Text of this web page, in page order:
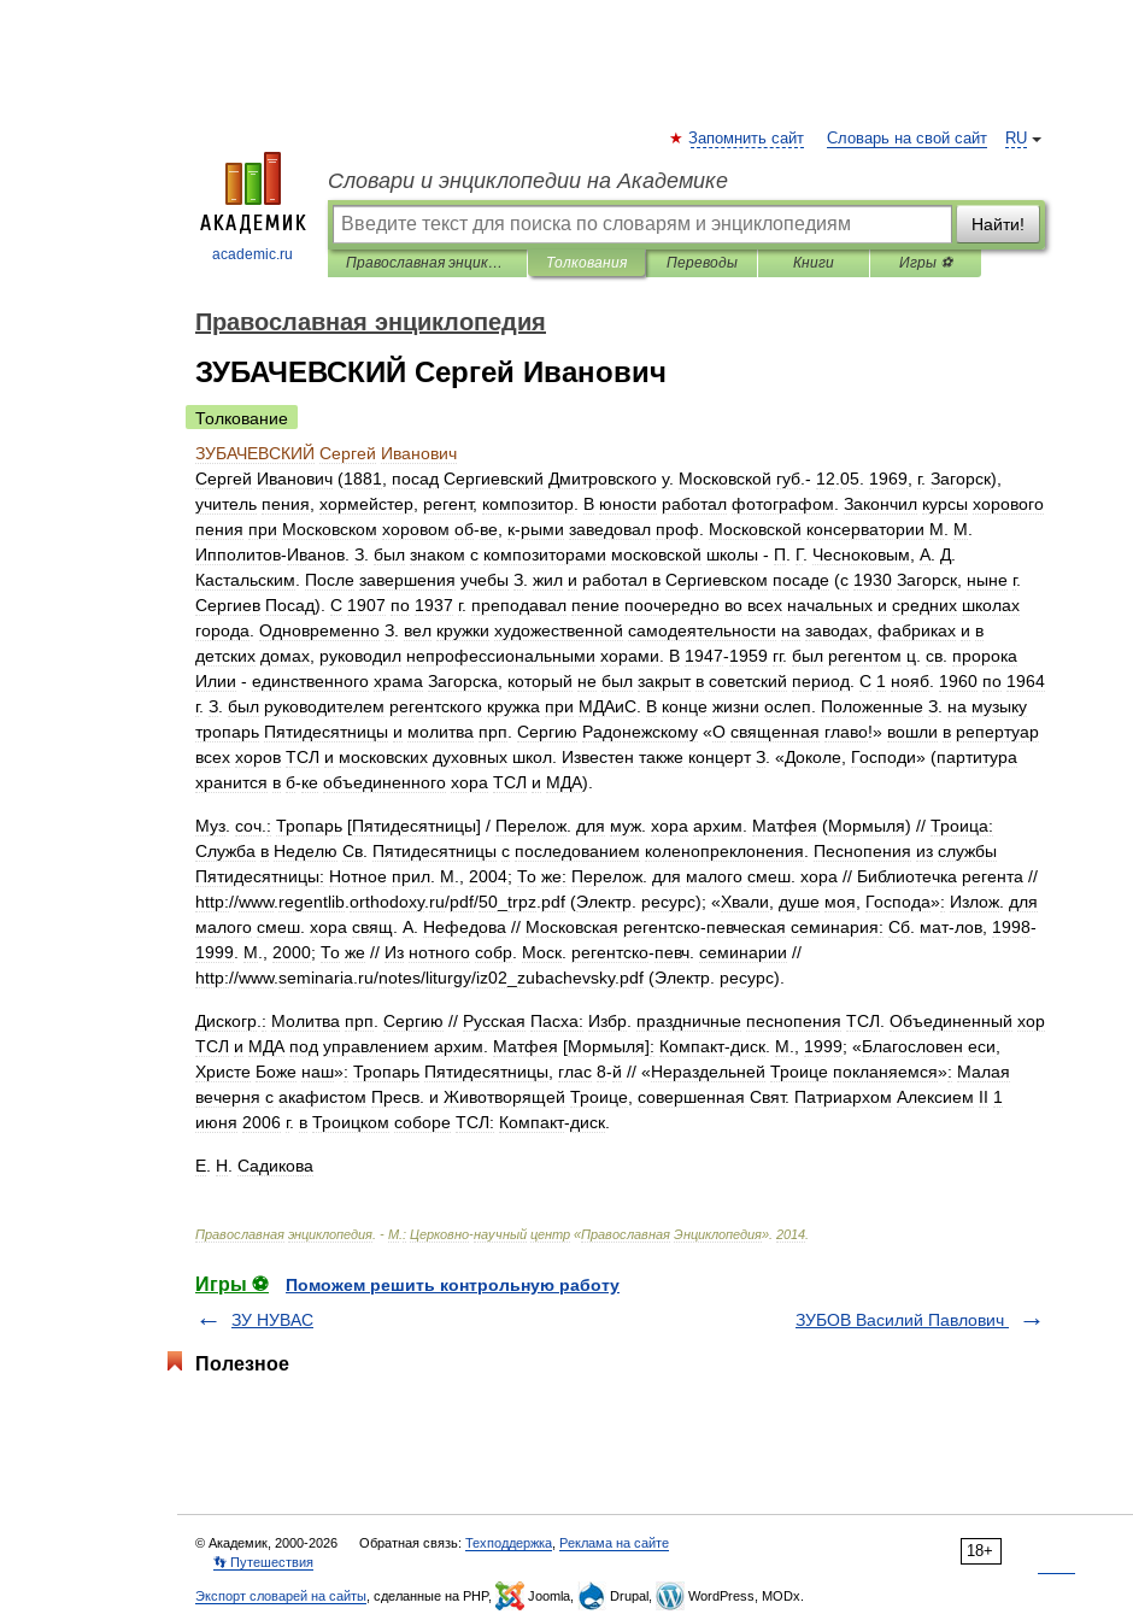
academic.ru
RU
Запомнить сайт Словарь на свой сайт
Словари и энциклопедии на Академике
Найти!
Православная энциклопедия Толкования Переводы Книги Игры ⚽
Православная энциклопедия
ЗУБАЧЕВСКИЙ Сергей Иванович
Толкование
ЗУБАЧЕВСКИЙ Сергей Иванович
Сергей Иванович (1881 посад Сергиевский Дмитровского у. Московской губ .- 12 05 1969 г. Загорск),
учитель пения хормейстер регент, композитор В юности работал фотографом Закончил курсы хорового
пения при Московском хоровом об-ве к-рыми заведовал проф Московской консерватории М М
Ипполитов-Иванов З был знаком с композиторами московской школы - П Г. Чесноковым А Д
Кастальским
После завершения учебы З жил и работал в Сергиевском посаде (с 1930 Загорск ныне г.
Сергиев Посад). С 1907 по 1937 г. преподавал пение поочередно во всех начальных и средних школах
города Одновременно З вел кружки художественной самодеятельности на заводах фабриках и в
детских домах руководил непрофессиональными хорами В 1947-1959 гг. был регентом ц св пророка
Илии - единственного храма Загорска который не был закрыт в советский период С 1 нояб 1960 по 1964
г. З был руководителем регентского кружка при МДАиС В конце жизни ослеп Положенные З на музыку
тропарь Пятидесятницы и молитва прп Сергию Радонежскому «О священная главо!» вошли в репертуар
всех хоров ТСЛ и московских духовных школ Известен также концерт З . «Доколе Господи» (партитура
хранится в б-ке объединенного хора ТСЛ и МДА).
Муз соч : Тропарь [Пятидесятницы] / Перелож для муж хора архим Матфея (Мормыля) // Троица:
Служба в Неделю Св Пятидесятницы с последованием коленопреклонения Песнопения из службы
Пятидесятницы: Нотное прил М 2004; То же: Перелож для малого смеш хора // Библиотечка регента //
http://www. regentlib orthodoxy. ru/pdf/50 trpz pdf (Электр ресурс); «Хвали душе моя Господа»: Излож для
малого смеш хора свящ А Нефедова // Московская регентско-певческая семинария: Сб мат-лов 1998-
1999 М 2000; То же // Из нотного собр Моск регентско-певч семинарии //
http://www.seminaria ru/notes/liturgy/iz02 zubachevsky. pdf (Электр ресурс).
Дискогр : Молитва прп Сергию // Русская Пасха: Избр праздничные песнопения ТСЛ Объединенный хор
ТСЛ и МДА под управлением архим Матфея [Мормыля]: Компакт-диск М 1999; «Благословен еси
Христе Боже наш»: Тропарь Пятидесятницы глас 8-й // «Нераздельней Троице покланяемся»: Малая
вечерня с акафистом Пресв и Животворящей Троице совершенная Свят. Патриархом Алексием II 1
июня 2006 г. в Троицком соборе ТСЛ: Компакт-диск
Е Н Садикова
Православная энциклопедия . - М : Церковно-научный центр «Православная Энциклопедия» 2014
Игры ⚽
Поможем решить контрольную работу
ЗУ НУВАС
ЗУБОВ Василий Павлович
Полезное
18+
© Академик, 2000-2026 Обратная связь: Техподдержка Реклама на сайте
👣 Путешествия
Экспорт словарей на сайты , сделанные на PHP, Joomla, Drupal, WordPress, MODx.